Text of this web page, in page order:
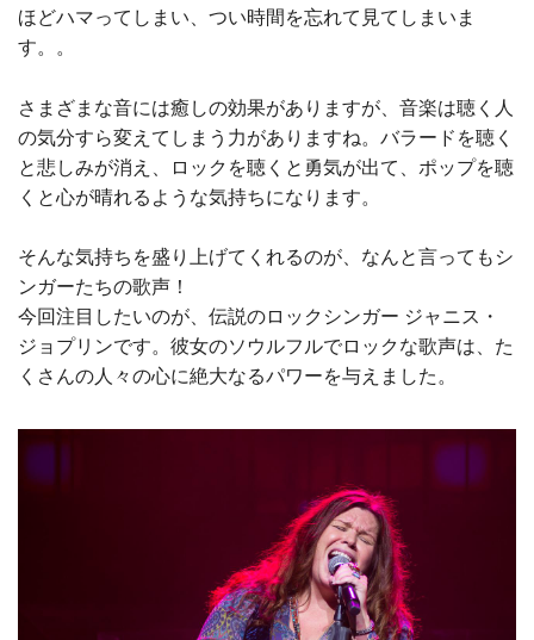
ほどハマってしまい、つい時間を忘れて見てしまいま
す。。
さまざまな音には癒しの効果がありますが、音楽は聴く人
の気分すら変えてしまう力がありますね。バラードを聴く
と悲しみが消え、ロックを聴くと勇気が出て、ポップを聴
くと心が晴れるような気持ちになります。
そんな気持ちを盛り上げてくれるのが、なんと言ってもシ
ンガーたちの歌声！
今回注目したいのが、伝説のロックシンガー ジャニス・
ジョプリンです。彼女のソウルフルでロックな歌声は、た
くさんの人々の心に絶大なるパワーを与えました。